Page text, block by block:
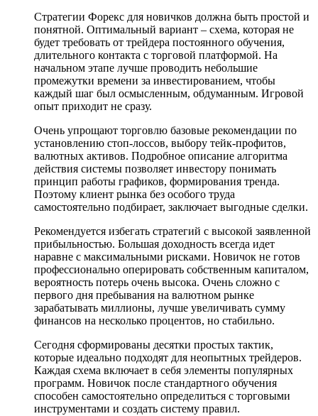
Стратегии Форекс для новичков должна быть простой и
понятной. Оптимальный вариант – схема, которая не
будет требовать от трейдера постоянного обучения,
длительного контакта с торговой платформой. На
начальном этапе лучше проводить небольшие
промежутки времени за инвестированием, чтобы
каждый шаг был осмысленным, обдуманным. Игровой
опыт приходит не сразу.
Очень упрощают торговлю базовые рекомендации по
установлению стоп-лоссов, выбору тейк-профитов,
валютных активов. Подробное описание алгоритма
действия системы позволяет инвестору понимать
принцип работы графиков, формирования тренда.
Поэтому клиент рынка без особого труда
самостоятельно подбирает, заключает выгодные сделки.
Рекомендуется избегать стратегий с высокой заявленной
прибыльностью. Большая доходность всегда идет
наравне с максимальными рисками. Новичок не готов
профессионально оперировать собственным капиталом,
вероятность потерь очень высока. Очень сложно с
первого дня пребывания на валютном рынке
зарабатывать миллионы, лучше увеличивать сумму
финансов на несколько процентов, но стабильно.
Сегодня сформированы десятки простых тактик,
которые идеально подходят для неопытных трейдеров.
Каждая схема включает в себя элементы популярных
программ. Новичок после стандартного обучения
способен самостоятельно определиться с торговыми
инструментами и создать систему правил.